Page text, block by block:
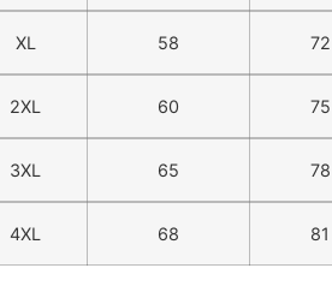
XL 58 72
2XL 60 75
3XL 65 78
4XL 68 81